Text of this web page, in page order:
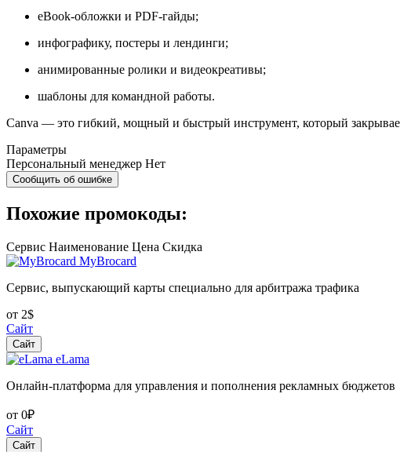
eBook-обложки и PDF-гайды;
инфографику, постеры и лендинги;
анимированные ролики и видеокреативы;
шаблоны для командной работы.
Canva — это гибкий, мощный и быстрый инструмент, который
Параметры
Персональный менеджер Нет
Сообщить об ошибке
Похожие промокоды:
Сервис Наименование Цена Скидка
MyBrocard
Сервис, выпускающий карты специально для арбитража трафика
от 2$
Сайт
Сайт
eLama
Онлайн-платформа для управления и пополнения рекламных бюджетов
от 0₽
Сайт
Сайт